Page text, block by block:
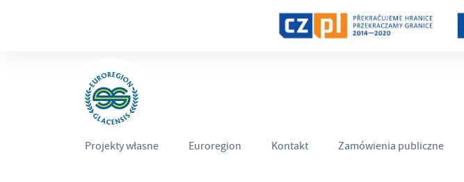
Projekty własne Euroregion Kontakt Zamówienia publiczne